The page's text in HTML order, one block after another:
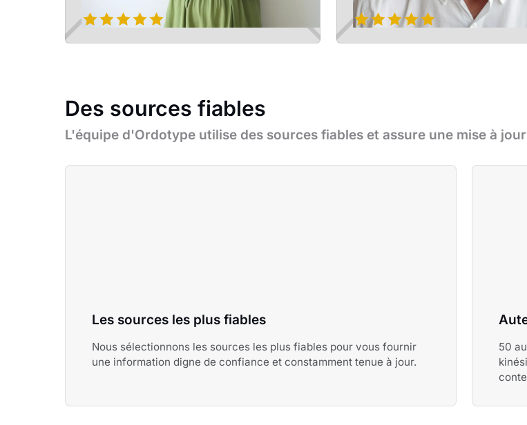
Des sources fiables
L'équipe d'Ordotype utilise des sources fiables et assure une mise à
Les sources les plus fiables
Nous sélectionnons les sources les plus fiables pour vous fournir
une information digne de confiance et constamment tenue à jour.
50